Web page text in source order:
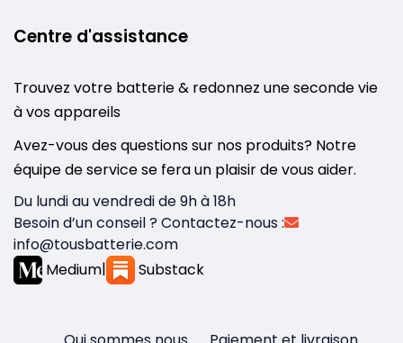
Centre d'assistance
Trouvez votre batterie & redonnez une seconde vie
à vos appareils
Avez-vous des questions sur nos produits? Notre
équipe de service se fera un plaisir de vous aider.
Du lundi au vendredi de 9h à 18h
Besoin d’un conseil ? Contactez-nous :
info@tousbatterie.com
Medium| Substack